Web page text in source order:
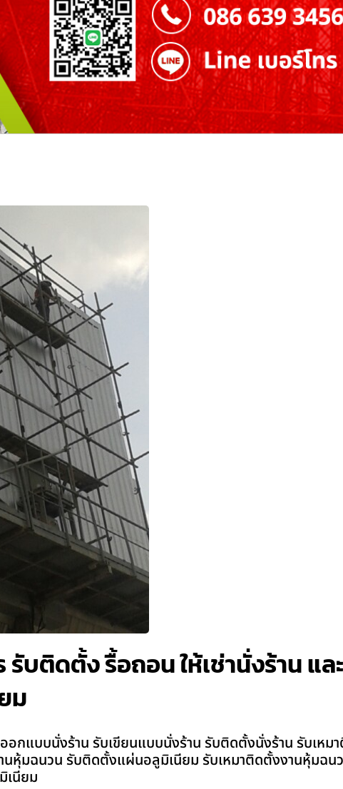
บติดตั้ง รื้อถอน ให้เช่านั่งร้าน และ
ม
กแบบนั่งร้าน รับเขียนแบบนั่งร้าน รับติดตั้งนั่งร้าน รับเหม
หุ้มฉนวน รับติดตั้งแผ่นอลูมิเนียม รับเหมาติดตั้งงานหุ้มฉน
เนียม